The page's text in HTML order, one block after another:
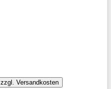
zzgl. Versandkosten